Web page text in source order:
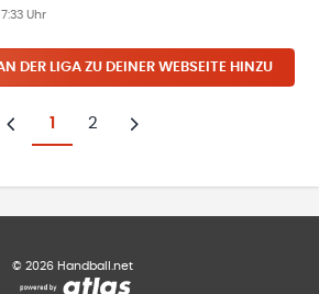
Uhr
DER LIGA ZU DEINER WEBSEITE HINZU
Zurück
1 2
Weiter
© 2026 Handball.net